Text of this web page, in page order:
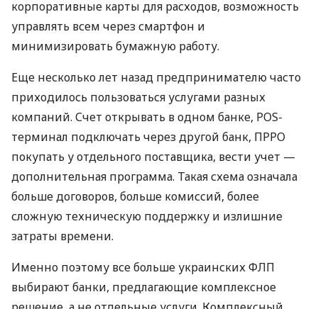
корпоративные карты для расходов, возможность
управлять всем через смартфон и
минимизировать бумажную работу.
Еще несколько лет назад предпринимателю часто
приходилось пользоваться услугами разных
компаний. Счет открывать в одном банке, POS-
терминал подключать через другой банк, ПРРО
покупать у отдельного поставщика, вести учет —
дополнительная программа. Такая схема означала
больше договоров, больше комиссий, более
сложную техническую поддержку и излишние
затраты времени.
Именно поэтому все больше украинских ФЛП
выбирают банки, предлагающие комплексное